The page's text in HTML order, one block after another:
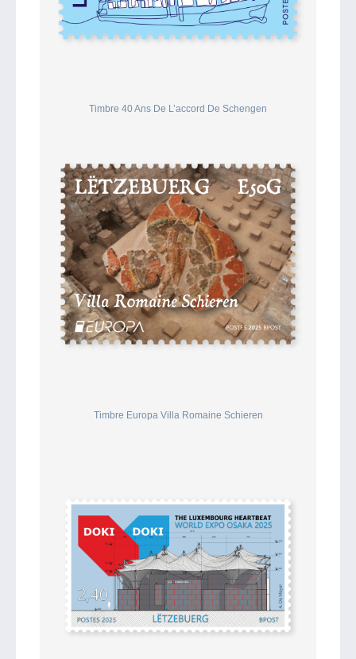
Timbre 40 Ans De L’accord De Schengen
Timbre Europa Villa Romaine Schieren